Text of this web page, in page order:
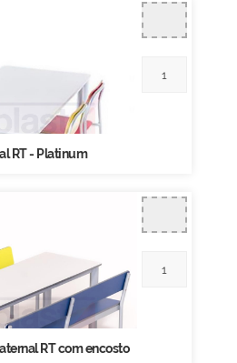
RT - Platinum
RT com encosto